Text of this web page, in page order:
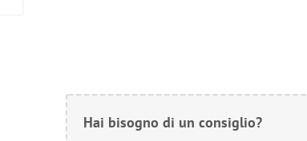
Hai bisogno di un consiglio?